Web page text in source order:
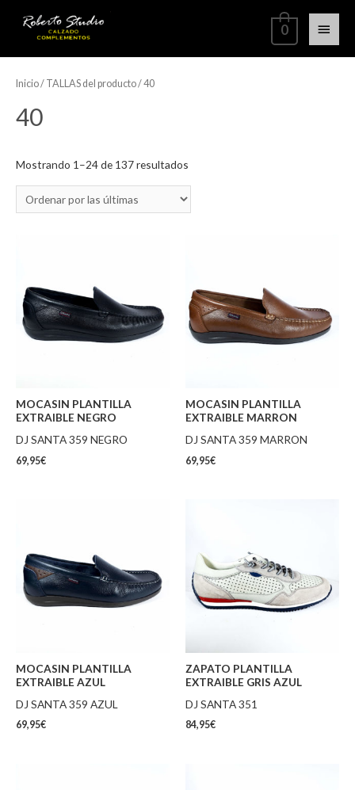
0
Inicio/ TALLAS del producto / 40
40
Mostrando 1–24 de 137 resultados
MOCASIN PLANTILLA
EXTRAIBLE NEGRO
DJ SANTA 359 NEGRO
69,95€
MOCASIN PLANTILLA
EXTRAIBLE MARRON
DJ SANTA 359 MARRON
69,95€
MOCASIN PLANTILLA
EXTRAIBLE AZUL
DJ SANTA 359 AZUL
69,95€
ZAPATO PLANTILLA
EXTRAIBLE GRIS AZUL
DJ SANTA 351
84,95€